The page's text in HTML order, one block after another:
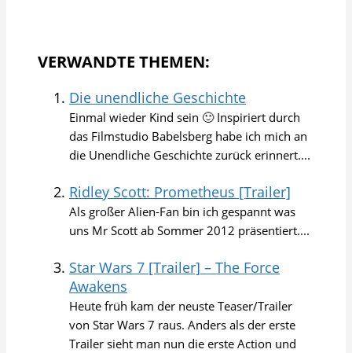
VERWANDTE THEMEN:
Die unendliche Geschichte
Einmal wieder Kind sein 🙂 Inspiriert durch
das Filmstudio Babelsberg habe ich mich an
die Unendliche Geschichte zurück erinnert....
Ridley Scott: Prometheus [Trailer]
Als großer Alien-Fan bin ich gespannt was
uns Mr Scott ab Sommer 2012 präsentiert....
Star Wars 7 [Trailer] – The Force
Awakens
Heute früh kam der neuste Teaser/Trailer
von Star Wars 7 raus. Anders als der erste
Trailer sieht man nun die erste Action und